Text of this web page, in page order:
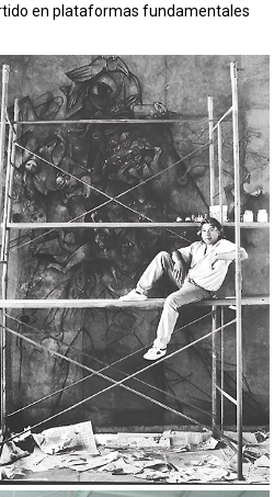
en plataformas fundamentales